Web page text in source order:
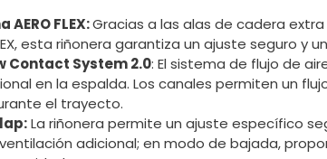
AERO FLEX:Gracias a las alas de cadera
esta riñonera garantiza un ajuste seguro y
Contact System 2.0: El sistema de flujo de
en la espalda. Los canales permiten un
el trayecto.
La riñonera permite un ajuste específico
adicional; en modo de bajada,